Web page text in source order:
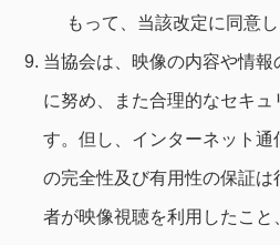
もって、当該改定に同意
当協会は、映像の内容や情報
に努め、また合理的なセキュ
す。但し、インターネット通
の完全性及び有用性の保証は
者が映像視聴を利用したこ